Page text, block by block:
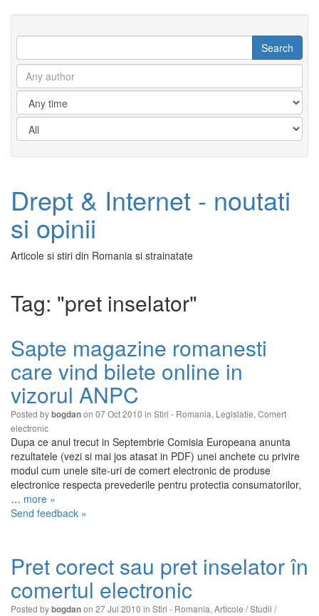
Drept & Internet - noutati
si opinii
Articole si stiri din Romania si strainatate
Tag: "pret inselator"
Sapte magazine romanesti
care vind bilete online in
vizorul ANPC
Posted bybogdanon 07 Oct 2010 in Stiri - Romania, Legislatie, Comert
electronic
Dupa ce anul trecut in Septembrie Comisia Europeana anunta
rezultatele (vezi si mai jos atasat in PDF) unei anchete cu privire
modul cum unele site-uri de comert electronic de produse
electronice respecta prevederile pentru protectia consumatorilor,
… more »
Send feedback »
Pret corect sau pret inselator în
comertul electronic
Posted bybogdanon 27 Jul 2010 in Stiri - Romania, Articole / Studii /